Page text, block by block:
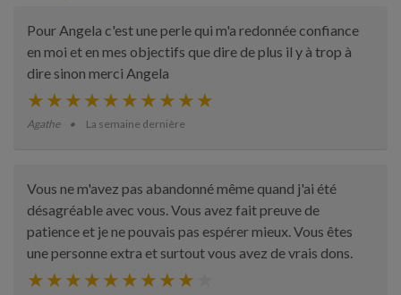
Pour Angela c'est une perle qui m'a redonnée confiance
en moi et en mes objectifs que dire de plus il y à trop à
dire sinon merci Angela
Agathe La semaine dernière
Vous ne m'avez pas abandonné même quand j'ai été
désagréable avec vous. Vous avez fait preuve de
patience et je ne pouvais pas espérer mieux. Vous êtes
une personne extra et surtout vous avez de vrais dons.